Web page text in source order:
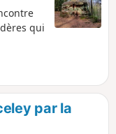
qui
par la